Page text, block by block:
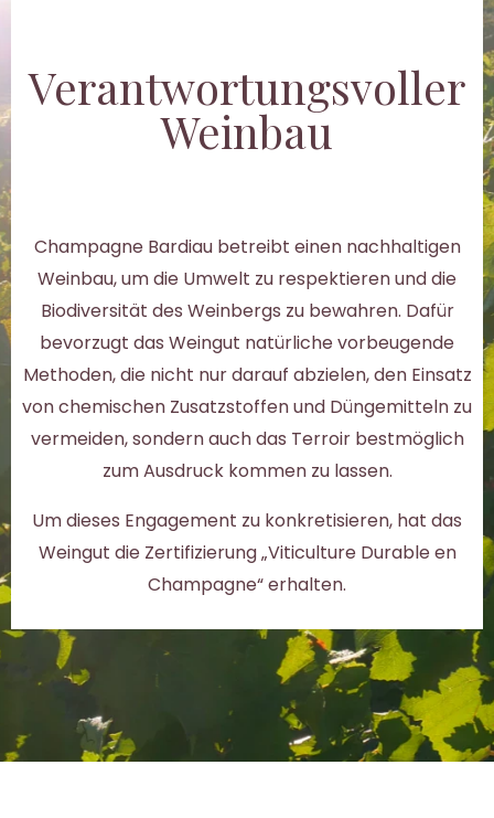
Verantwortungsvoller
Weinbau
Champagne Bardiau betreibt einen nachhaltigen
Weinbau, um die Umwelt zu respektieren und die
Biodiversität des Weinbergs zu bewahren. Dafür
bevorzugt das Weingut natürliche vorbeugende
Methoden, die nicht nur darauf abzielen, den Einsatz
von chemischen Zusatzstoffen und Düngemitteln zu
vermeiden, sondern auch das Terroir bestmöglich
zum Ausdruck kommen zu lassen.
Um dieses Engagement zu konkretisieren, hat das
Weingut die Zertifizierung „Viticulture Durable en
Champagne“ erhalten.